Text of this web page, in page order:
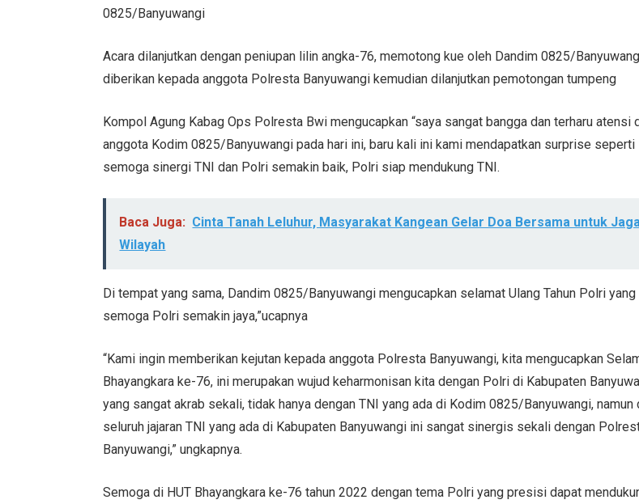
0825/Banyuwangi
Acara dilanjutkan dengan peniupan lilin angka-76, memotong kue oleh Dandim 0825/
diberikan kepada anggota Polresta Banyuwangi kemudian dilanjutkan pemotongan tumpeng
Kompol Agung Kabag Ops Polresta Bwi mengucapkan “saya sangat bangga dan terharu atensi
anggota Kodim 0825/Banyuwangi pada hari ini, baru kali ini kami mendapatkan surprise seperti
semoga sinergi TNI dan Polri semakin baik, Polri siap mendukung TNI.
Baca Juga: Cinta Tanah Leluhur, Masyarakat Kangean Gelar Doa Bersama untuk
Wilayah
Di tempat yang sama, Dandim 0825/Banyuwangi mengucapkan selamat Ulang Tahun Polri
semoga Polri semakin jaya,”ucapnya
“Kami ingin memberikan kejutan kepada anggota Polresta Banyuwangi, kita mengucapkan
Bhayangkara ke-76, ini merupakan wujud keharmonisan kita dengan Polri di Kabupaten
yang sangat akrab sekali, tidak hanya dengan TNI yang ada di Kodim 0825/Banyuwangi, namun
seluruh jajaran TNI yang ada di Kabupaten Banyuwangi ini sangat sinergis sekali dengan
Banyuwangi,” ungkapnya.
Semoga di HUT Bhayangkara ke-76 tahun 2022 dengan tema Polri yang presisi dapat